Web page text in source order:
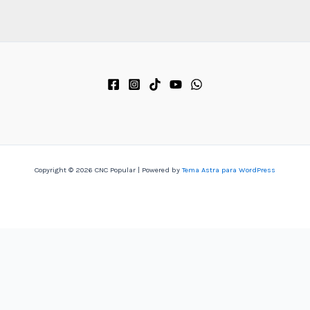
Copyright © 2026 CNC Popular | Powered by Tema Astra para WordPress